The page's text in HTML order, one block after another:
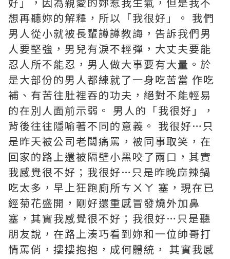
想再聽妳的解釋，所以「我很好」。 我們
男人從小就被長輩譐譐教誨，告訴我們男
人要堅強，男兒有淚不輕彈，大丈夫要能
忍人所不能忍，男人做大事要有大量。於
是大部份的男人都練就了一身吃苦當 作吃
補、有苦往肚裡吞的功夫，絕對不能輕易
的在別人面前示弱。 男人的「我很好」，
背後往往隱喻著不同的意義。 我很好…只
是昨天被公司老闆痛罵，被同事取笑，在
回家的路上還被隔壁小黑咬了兩口，其實
我感覺很不好；我很好…只是昨晚麻辣鍋
吃太多，早上狂跑廁所ㄘㄨㄚ 塞，現在已
經菊花盛開，剛好還重感冒發燒外加鼻
塞，其實我感覺很不好；我很好…只是聽
朋友說，在路上湊巧看到妳和一位帥哥打
情罵俏，摟摟抱抱，成何體統， 其實我感